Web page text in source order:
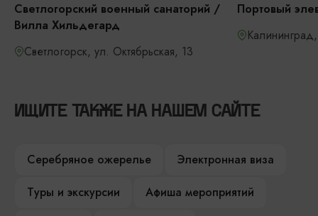
Светлогорский военный санаторий /
Вилла Хильдегард
Светлогорск, ул. Октябрьская, 13
Портовый
ИЩИТЕ ТАКЖЕ НА НАШЕМ САЙТЕ
Серебряное ожерелье
Электронная виза
Туры и экскурсии
Афиша мероприятий